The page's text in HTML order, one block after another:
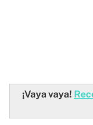
¡Vaya vaya!